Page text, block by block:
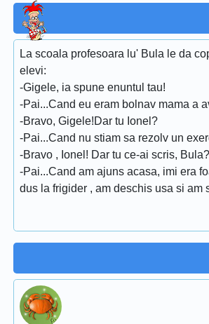
La scoala profesoara lu' Bula le da
elevi:
-Gigele, ia spune enuntul tau!
-Pai...Cand eu eram bolnav mama a
-Bravo, Gigele!Dar tu Ionel?
-Pai...Cand nu stiam sa rezolv un
-Bravo , Ionel! Dar tu ce-ai scris, Bula?
-Pai...Cand am ajuns acasa, imi era
dus la frigider , am deschis usa si am